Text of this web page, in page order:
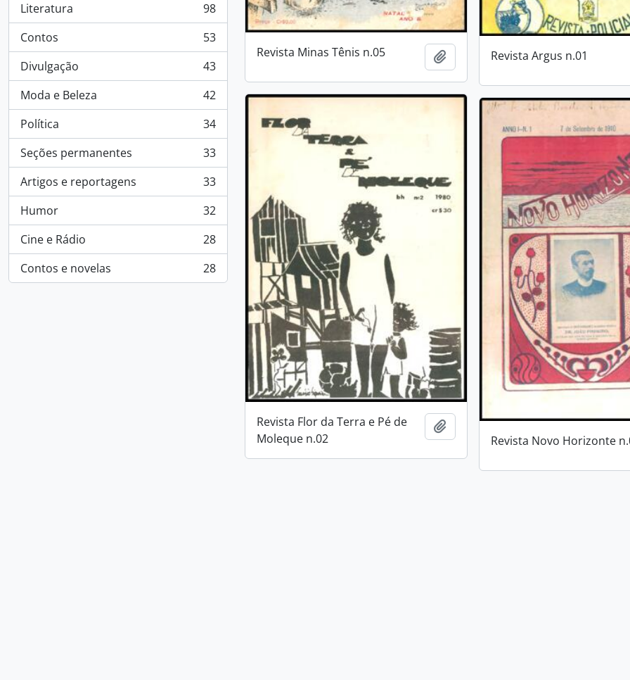
Literatura
, 98 results
98
Contos
, 53 results
53
Divulgação
, 43 results
43
Moda e Beleza
, 42 results
42
Política
, 34 results
34
Seções permanentes
, 33 results
33
Artigos e reportagens
, 33 results
33
Humor
, 32 results
32
Cine e Rádio
, 28 results
28
Contos e novelas
, 28 results 28
Revista Argus n.01
Revista Minas Tênis n.05 Add to clipboard
Revista Flor da Terra e Pé de
Moleque n.02
Add to clipboard
Revista Novo Horizonte